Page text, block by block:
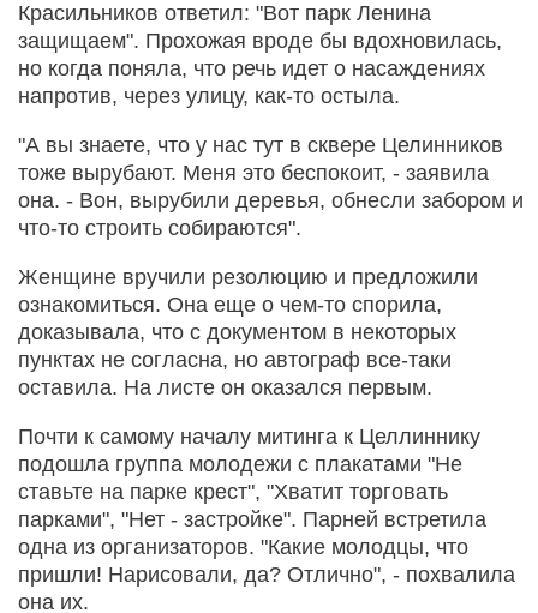
Красильников ответил: "Вот парк Ленина
защищаем". Прохожая вроде бы вдохновилась,
но когда поняла, что речь идет о насаждениях
напротив, через улицу, как-то остыла.
"А вы знаете, что у нас тут в сквере Целинников
тоже вырубают. Меня это беспокоит, - заявила
она. - Вон, вырубили деревья, обнесли забором и
что-то строить собираются".
Женщине вручили резолюцию и предложили
ознакомиться. Она еще о чем-то спорила,
доказывала, что с документом в некоторых
пунктах не согласна, но автограф все-таки
оставила. На листе он оказался первым.
Почти к самому началу митинга к Целлиннику
подошла группа молодежи с плакатами "Не
ставьте на парке крест", "Хватит торговать
парками", "Нет - застройке". Парней встретила
одна из организаторов. "Какие молодцы, что
пришли! Нарисовали, да? Отлично", - похвалила
она их.